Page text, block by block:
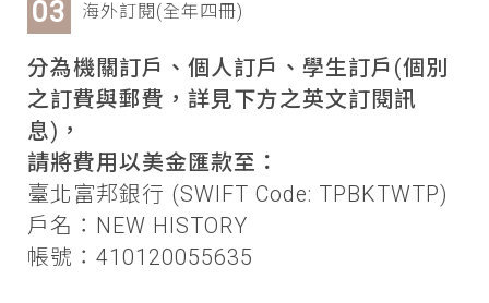
海外訂閱(全年四冊)
分為機關訂戶、個人訂戶、學生訂戶(個別
之訂費與郵費，詳見下方之英文訂閱訊
息)，
請將費用以美金匯款至：
臺北富邦銀行 (SWIFT Code: TPBKTWTP)
戶名：NEW HISTORY
帳號：410120055635